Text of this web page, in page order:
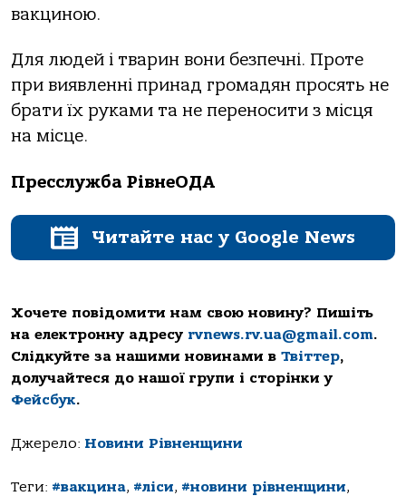
вакциною.
Для людей і тварин вони безпечні. Проте
при виявленні принад громадян просять не
брати їх руками та не переносити з місця
на місце.
Пресслужба РівнеОДА
Читайте нас у Google News
Хочете повідомити нам свою новину? Пишіть
на електронну адресу rvnews.rv.ua@gmail.com.
Слідкуйте за нашими новинами в Твіттер,
долучайтеся до нашої групи і сторінки у
Фейсбук.
Джерело: Новини Рівненщини
Теги: #вакцина, #ліси, #новини рівненщини,